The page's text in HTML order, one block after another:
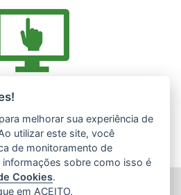
DE MEIO AMBIENTE (IEMA)
melhorar sua experiência de
utilizar este site, você
de monitoramento de
informações sobre como isso é
Cookies.
em ACEITO.